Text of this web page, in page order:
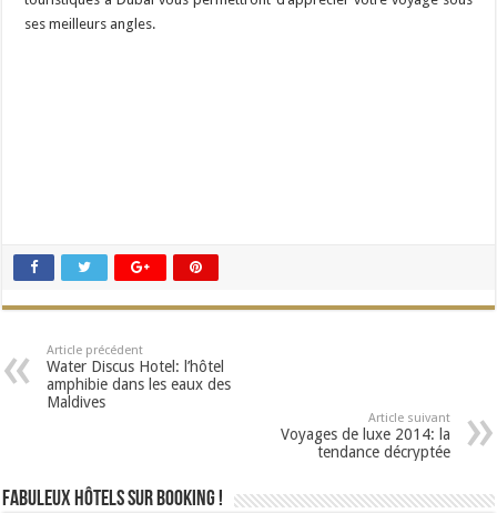
ses meilleurs angles.
Article précédent
Water Discus Hotel: l’hôtel
amphibie dans les eaux des
Maldives
Article suivant
Voyages de luxe 2014: la
tendance décryptée
Fabuleux Hôtels sur Booking !